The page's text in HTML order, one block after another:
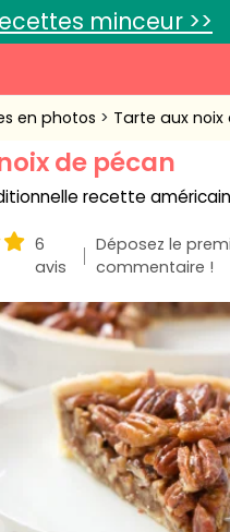
minceur >>
Connexion
en photos Tarte aux
de pécan
recette
6
avis
Déposez le
commentaire !